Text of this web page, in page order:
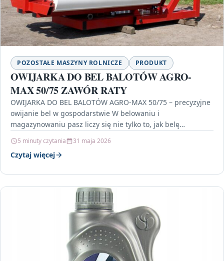
POZOSTAŁE MASZYNY ROLNICZE PRODUKT
OWIJARKA DO BEL BALOTÓW AGRO-
MAX 50/75 ZAWÓR RATY
OWIJARKA DO BEL BALOTÓW AGRO-MAX 50/75 – precyzyjne
owijanie bel w gospodarstwie W belowaniu i
magazynowaniu pasz liczy się nie tylko to, jak belę…
5 minuty czytania 31 maja 2026
Czytaj więcej